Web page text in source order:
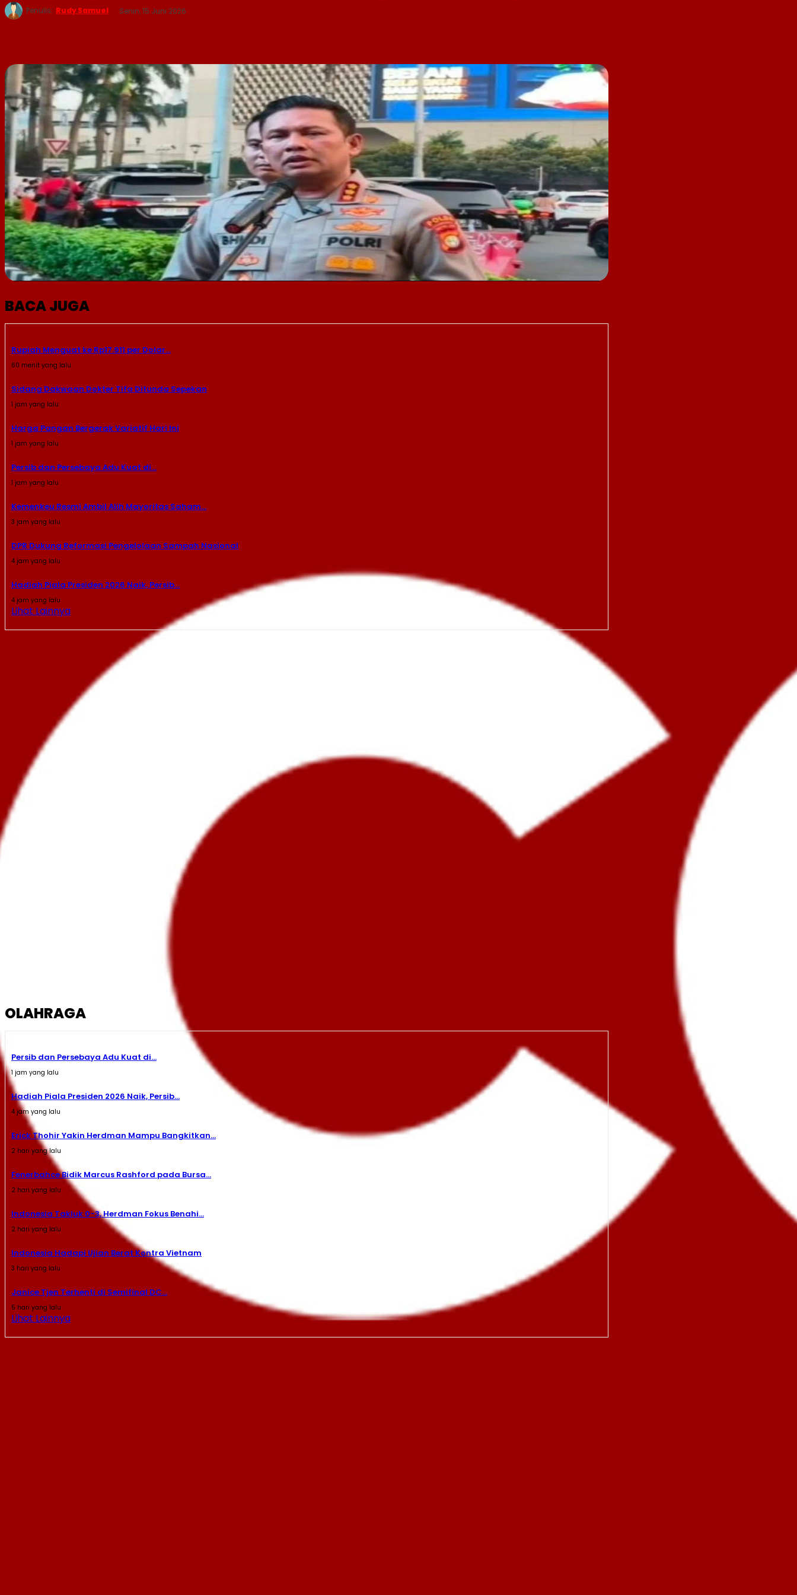
Penulis: Rudy Samuel Senin, 15 Juni 2026
BACA JUGA
Rupiah Menguat ke Rp17.911 per Dolar...
60 menit yang lalu
Sidang Dakwaan Dokter Tifa Ditunda Sepekan
1 jam yang lalu
Harga Pangan Bergerak Variatif Hari Ini
1 jam yang lalu
Persib dan Persebaya Adu Kuat di...
1 jam yang lalu
Kemenkeu Resmi Ambil Alih Mayoritas Saham...
3 jam yang lalu
DPR Dukung Reformasi Pengelolaan Sampah Nasional
4 jam yang lalu
Hadiah Piala Presiden 2026 Naik, Persib...
4 jam yang lalu
Lihat Lainnya
OLAHRAGA
Persib dan Persebaya Adu Kuat di...
1 jam yang lalu
Hadiah Piala Presiden 2026 Naik, Persib...
4 jam yang lalu
Erick Thohir Yakin Herdman Mampu Bangkitkan...
2 hari yang lalu
Fenerbahce Bidik Marcus Rashford pada Bursa...
2 hari yang lalu
Indonesia Takluk 0-3, Herdman Fokus Benahi...
2 hari yang lalu
Indonesia Hadapi Ujian Berat Kontra Vietnam
3 hari yang lalu
Janice Tjen Terhenti di Semifinal DC...
5 hari yang lalu
Lihat Lainnya